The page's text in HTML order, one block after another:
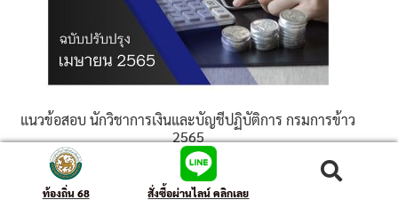
แนวข้อสอบ นักวิชาการเงินและบัญชีปฏิบัติการ กรมการข้าว
2565
ให้คะแนน
395฿– 605฿
ท้องถิ่น 68 สั่งซื้อผ่านไลน์ คลิกเลย